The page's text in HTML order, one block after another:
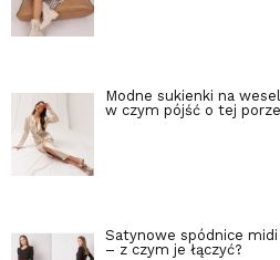
Modne sukienki na
w czym pójść o tej
Satynowe spódnice
– z czym je łączyć?